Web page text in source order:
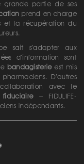
grande partie de ses
prend en charge
et la récupération du
sait s’adapter aux
d’information sont
bandagisterieest mis
D’autres
avec le
fiduciaire– FIDULIFE-
indépendants.